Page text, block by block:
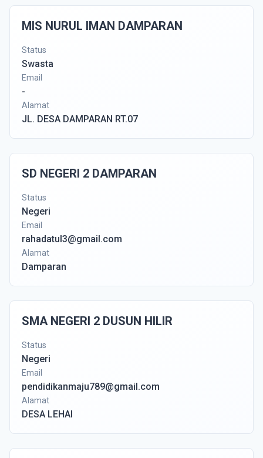
MIS NURUL IMAN DAMPARAN
Status
Swasta
Email
-
Alamat
JL. DESA DAMPARAN RT.07
SD NEGERI 2 DAMPARAN
Status
Negeri
Email
rahadatul3@gmail.com
Alamat
Damparan
SMA NEGERI 2 DUSUN HILIR
Status
Negeri
Email
pendidikanmaju789@gmail.com
Alamat
DESA LEHAI